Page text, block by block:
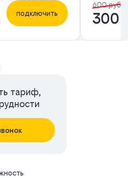
подключить
600 руб/
300
тариф,